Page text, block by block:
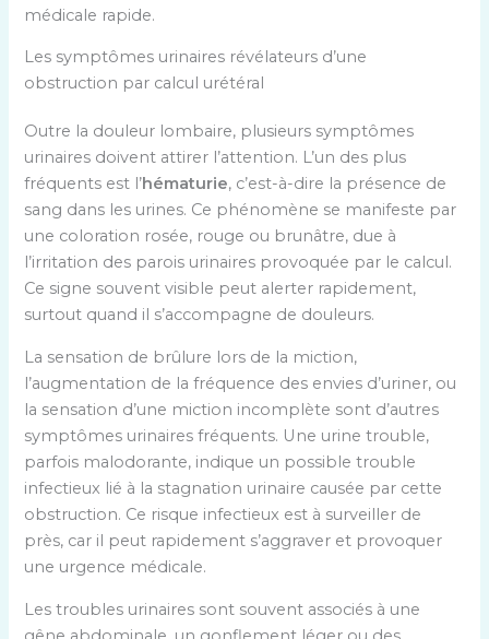
médicale rapide.
Les symptômes urinaires révélateurs d’une
obstruction par calcul urétéral
Outre la douleur lombaire, plusieurs symptômes
urinaires doivent attirer l’attention. L’un des plus
fréquents est l’hématurie, c’est-à-dire la présence de
sang dans les urines. Ce phénomène se manifeste par
une coloration rosée, rouge ou brunâtre, due à
l’irritation des parois urinaires provoquée par le calcul.
Ce signe souvent visible peut alerter rapidement,
surtout quand il s’accompagne de douleurs.
La sensation de brûlure lors de la miction,
l’augmentation de la fréquence des envies d’uriner, ou
la sensation d’une miction incomplète sont d’autres
symptômes urinaires fréquents. Une urine trouble,
parfois malodorante, indique un possible trouble
infectieux lié à la stagnation urinaire causée par cette
obstruction. Ce risque infectieux est à surveiller de
près, car il peut rapidement s’aggraver et provoquer
une urgence médicale.
Les troubles urinaires sont souvent associés à une